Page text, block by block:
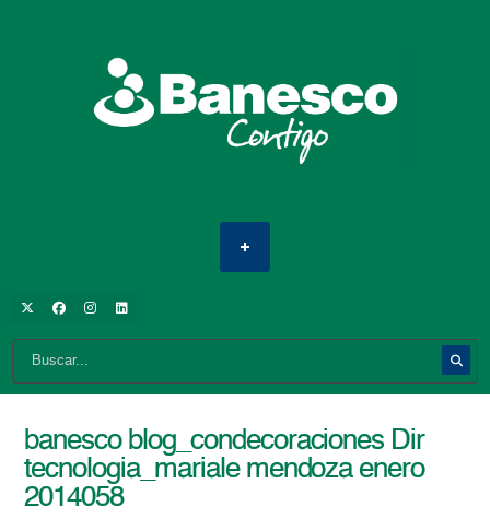
banesco blog_condecoraciones Dir
tecnologia_mariale mendoza enero
2014058